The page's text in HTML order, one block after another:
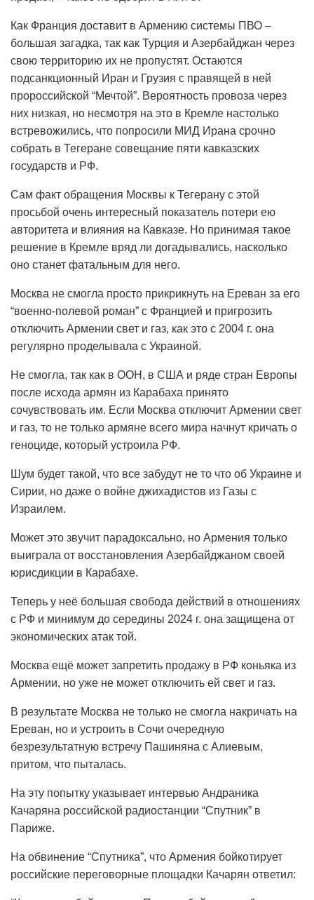
Как Франция доставит в Армению системы ПВО –
большая загадка, так как Турция и Азербайджан через
свою территорию их не пропустят. Остаются
подсанкционный Иран и Грузия с правящей в ней
пророссийской “Мечтой”. Вероятность провоза через
них низкая, но несмотря на это в Кремле настолько
встревожились, что попросили МИД Ирана срочно
собрать в Тегеране совещание пяти кавказских
государств и РФ.
Сам факт обращения Москвы к Тегерану с этой
просьбой очень интересный показатель потери ею
авторитета и влияния на Кавказе. Но принимая такое
решение в Кремле вряд ли догадывались, насколько
оно станет фатальным для него.
Москва не смогла просто прикрикнуть на Ереван за его
“военно-полевой роман” с Францией и пригрозить
отключить Армении свет и газ, как это с 2004 г. она
регулярно проделывала с Украиной.
Не смогла, так как в ООН, в США и ряде стран Европы
после исхода армян из Карабаха принято
сочувствовать им. Если Москва отключит Армении свет
и газ, то не только армяне всего мира начнут кричать о
геноциде, который устроила РФ.
Шум будет такой, что все забудут не то что об Украине и
Сирии, но даже о войне джихадистов из Газы с
Израилем.
Может это звучит парадоксально, но Армения только
выиграла от восстановления Азербайджаном своей
юрисдикции в Карабахе.
Теперь у неё большая свобода действий в отношениях
с РФ и минимум до середины 2024 г. она защищена от
экономических атак той.
Москва ещё может запретить продажу в РФ коньяка из
Армении, но уже не может отключить ей свет и газ.
В результате Москва не только не смогла накричать на
Ереван, но и устроить в Сочи очередную
безрезультатную встречу Пашиняна с Алиевым,
притом, что пыталась.
На эту попытку указывает интервью Андраника
Качаряна российской радиостанции “Спутник” в
Париже.
На обвинение “Спутника”, что Армения бойкотирует
российские переговорные площадки Качарян ответил: